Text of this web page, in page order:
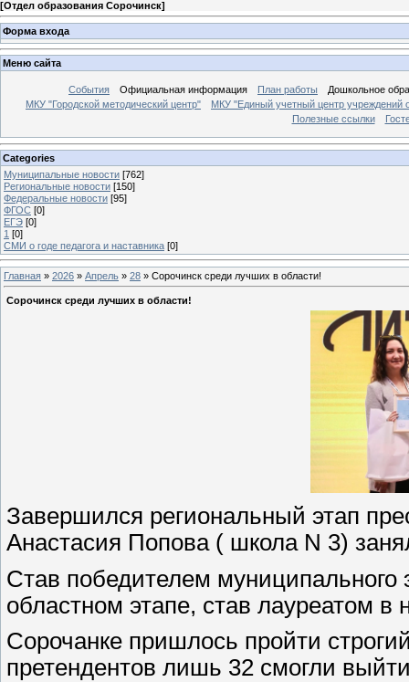
[Отдел образования Сорочинск]
Форма входа
Меню сайта
События Официальная информация План работы
Дошкольное
МКУ "Городской методический центр"
МКУ "Единый учетный центр учреждений
Полезные ссылки
Categories
Муниципальные новости [762]
Региональные новости [150]
Федеральные новости [95]
ФГОС [0]
ЕГЭ [0]
1 [0]
СМИ о годе педагога и наставника [0]
Главная » 2026 » Апрель » 28 » Сорочинск среди лучших в области!
Сорочинск среди лучших в области!
Завершился региональный этап
Анастасия Попова ( школа N 3)
Став победителем муниципального
областном этапе, став лауреатом в
Сорочанке пришлось пройти
претендентов лишь 32 смогли